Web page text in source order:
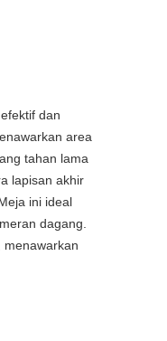
dan
area
tahan lama
lapisan akhir
ini ideal
dagang.
menawarkan